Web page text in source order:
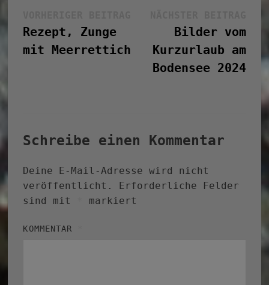
Beitrag:
Rezept, Zunge
mit Meerrettich
Bilder vom
Kurzurlaub am
Bodensee 2024
Schreibe einen Kommentar
Deine E-Mail-Adresse wird nicht
veröffentlicht.
Erforderliche Felder
sind mit
markiert
KOMMENTAR